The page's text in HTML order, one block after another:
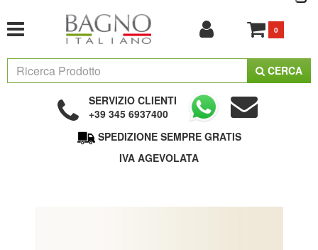
0
CERCA
SERVIZIO CLIENTI
+39 345 6937400
SPEDIZIONE SEMPRE GRATIS
IVA AGEVOLATA